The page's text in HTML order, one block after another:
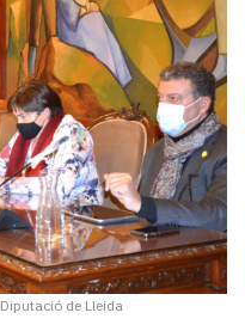
Diputació de Lleida